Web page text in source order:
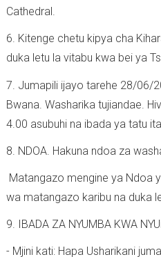
Cathedral.
6. Kitenge chetu kipya cha
duka letu la vitabu kwa bei ya
7. Jumapili ijayo tarehe 28/06/
Bwana. Washarika tujiandae.
4.00 asubuhi na ibada ya tatu
8. NDOA. Hakuna ndoa za
Matangazo mengine ya Ndoa
wa matangazo karibu na duka
9. IBADA ZA NYUMBA KWA
- Mjini kati: Hapa Usharikani